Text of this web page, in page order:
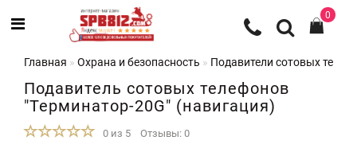
0
Главная Охрана и безопасность Подавители сотовых
Подавитель сотовых телефонов
"Терминатор-20G" (навигация)
0 из 5 Отзывы: 0